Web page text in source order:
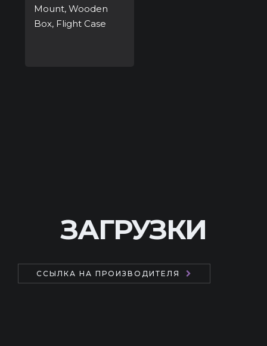
Mount, Wooden
Box, Flight Case
ЗАГРУЗКИ
ССЫЛКА НА ПРОИЗВОДИТЕЛЯ